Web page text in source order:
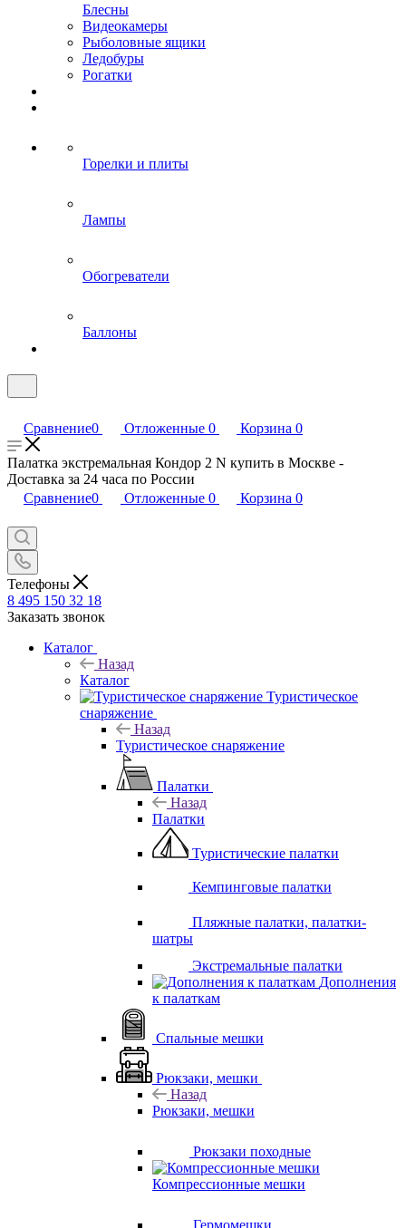
Блесны
Видеокамеры
Рыболовные ящики
Ледобуры
Рогатки
Горелки и плиты
Лампы
Обогреватели
Баллоны
Сравнение0 Отложенные 0 Корзина 0
Палатка экстремальная Кондор 2 N купить в Москве -
Доставка за 24 часа по России
Сравнение0 Отложенные 0 Корзина 0
Телефоны
8 495 150 32 18
Заказать звонок
Каталог
Назад
Каталог
Туристическое
снаряжение
Назад
Туристическое снаряжение
Палатки
Назад
Палатки
Туристические палатки
Кемпинговые палатки
Пляжные палатки, палатки-
шатры
Экстремальные палатки
Дополнения
к палаткам
Спальные мешки
Рюкзаки, мешки
Назад
Рюкзаки, мешки
Рюкзаки походные
Компрессионные мешки
Гермомешки